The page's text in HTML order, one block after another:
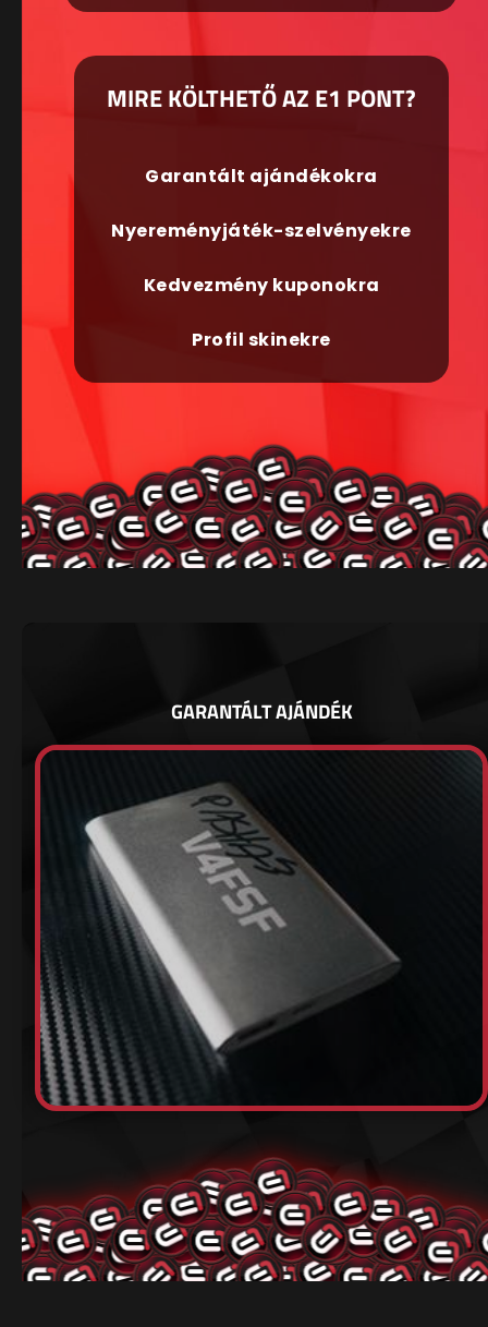
MIRE KÖLTHETŐ AZ E1 PONT?
Garantált ajándékokra
Nyereményjáték-szelvényekre
Kedvezmény kuponokra
Profil skinekre
GARANTÁLT AJÁNDÉK